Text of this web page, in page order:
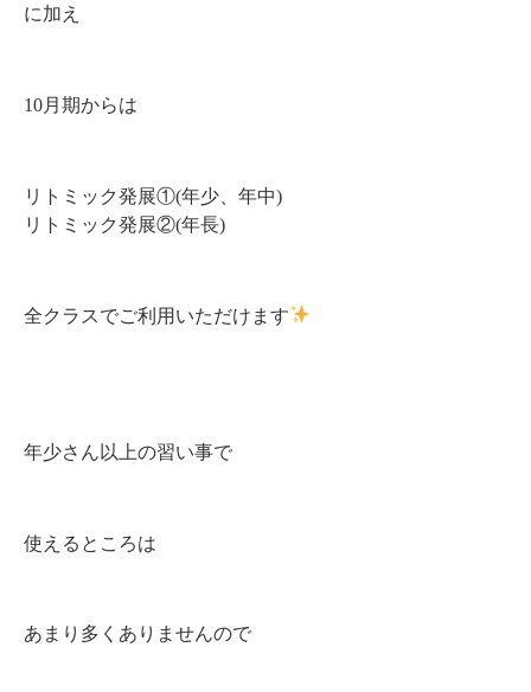
に加え
10月期からは
リトミック発展①(年少、年中)
リトミック発展②(年長)
全クラスでご利用いただけます
年少さん以上の習い事で
使えるところは
あまり多くありませんので